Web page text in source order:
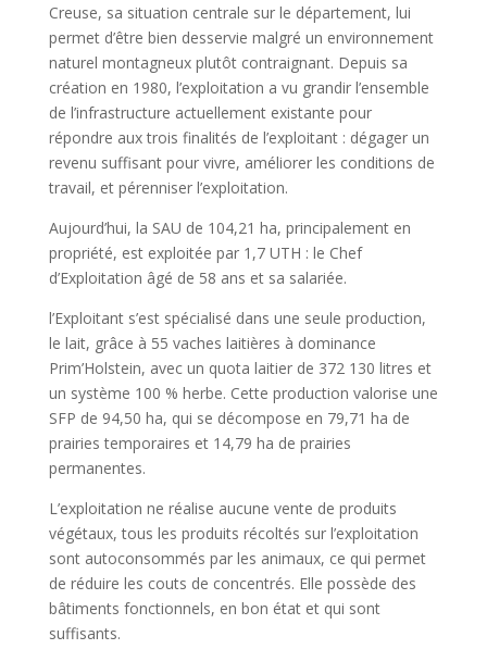
Creuse, sa situation centrale sur le département, lui
permet d’être bien desservie malgré un environnement
naturel montagneux plutôt contraignant. Depuis sa
création en 1980, l’exploitation a vu grandir l’ensemble
de l’infrastructure actuellement existante pour
répondre aux trois finalités de l’exploitant : dégager un
revenu suffisant pour vivre, améliorer les conditions de
travail, et pérenniser l’exploitation.
Aujourd’hui, la SAU de 104,21 ha, principalement en
propriété, est exploitée par 1,7 UTH : le Chef
d’Exploitation âgé de 58 ans et sa salariée.
l’Exploitant s’est spécialisé dans une seule production,
le lait, grâce à 55 vaches laitières à dominance
Prim’Holstein, avec un quota laitier de 372 130 litres et
un système 100 % herbe. Cette production valorise une
SFP de 94,50 ha, qui se décompose en 79,71 ha de
prairies temporaires et 14,79 ha de prairies
permanentes.
L’exploitation ne réalise aucune vente de produits
végétaux, tous les produits récoltés sur l’exploitation
sont autoconsommés par les animaux, ce qui permet
de réduire les couts de concentrés. Elle possède des
bâtiments fonctionnels, en bon état et qui sont
suffisants.